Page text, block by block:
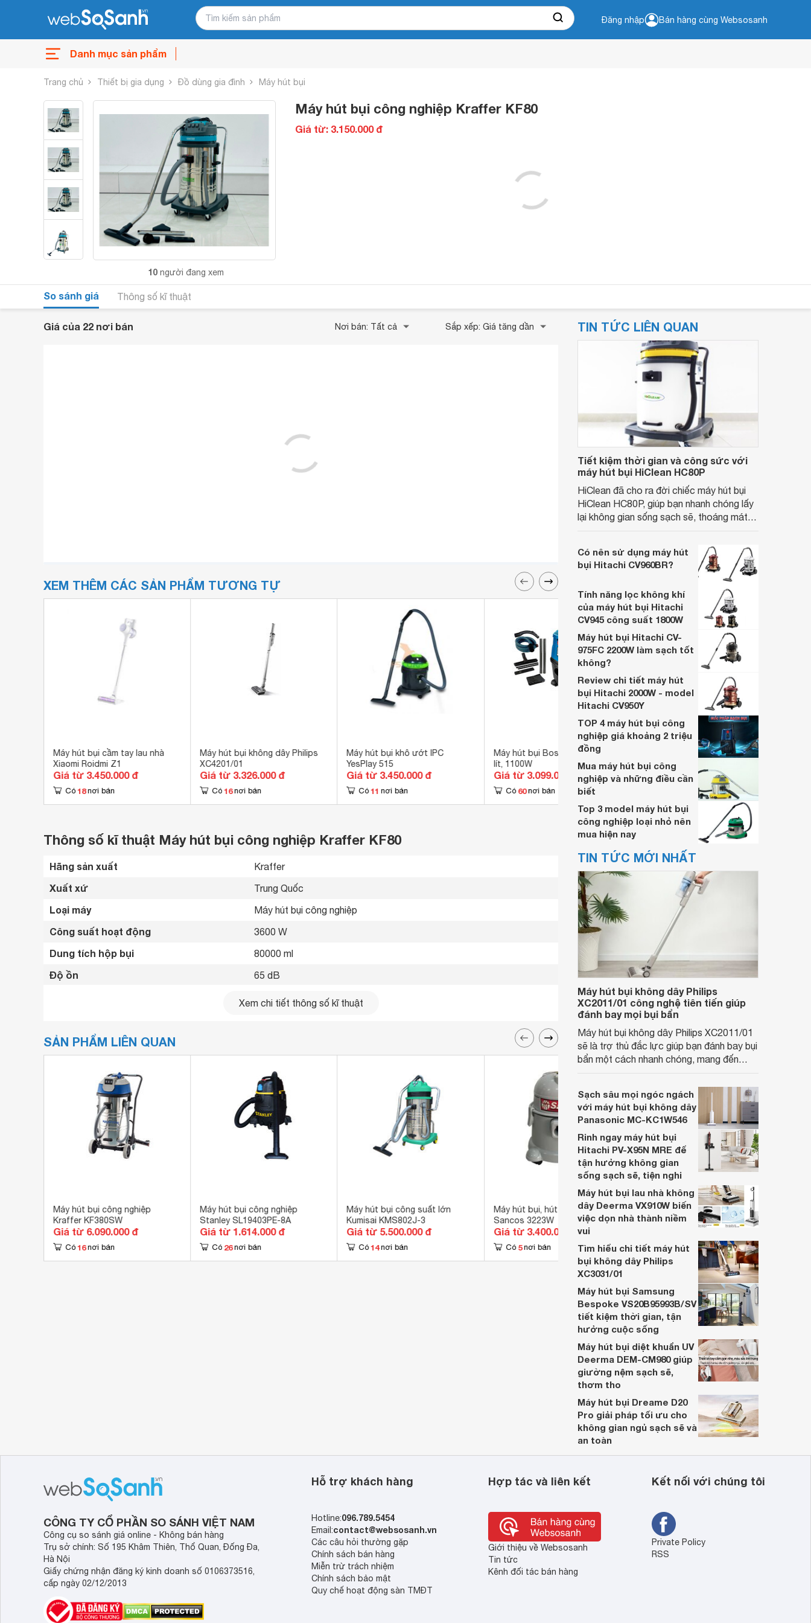
Đăng nhập Bán hàng cùng Websosanh
Danh mục sản phẩm
Trang chủ Thiết bị gia dụng Đồ dùng gia đình Máy hút bụi
10 người đang xem
Máy hút bụi công nghiệp Kraffer KF80
Giá từ: 3.150.000 đ
So sánh giá Thông số kĩ thuật
Giá của 22 nơi bán Nơi bán: Tất cả Sắp xếp: Giá tăng dần
XEM THÊM CÁC SẢN PHẨM TƯƠNG TỰ
Máy hút bụi cầm tay lau nhà
Xiaomi Roidmi Z1
Giá từ 3.450.000 đ
Có 18 nơi bán
Máy hút bụi không dây Philips
XC4201/01
Giá từ 3.326.000 đ
Có 16 nơi bán
Máy hút bụi khô ướt IPC
YesPlay 515
Giá từ 3.450.000 đ
Có 11 nơi bán
Máy hút bụi Bosch GAS 15 -15
lít, 1100W
Giá từ 3.099.000 đ
Có 60 nơi bán
Máy hút bụi lau nhà Tineco
iFloor 2 Max
Giá từ 2.750.000 đ
nơi bán
Thông số kĩ thuật Máy hút bụi công nghiệp Kraffer KF80
Hãng sản xuất Kraffer
Xuất xứ Trung Quốc
Loại máy Máy hút bụi công nghiệp
Công suất hoạt động 3600 W
Dung tích hộp bụi 80000 ml
Độ ồn 65 dB
8 M
Kích thước
Xem chi tiết thông số kĩ thuật
SẢN PHẨM LIÊN QUAN
Máy hút bụi công nghiệp
Kraffer KF380SW
Giá từ 6.090.000 đ
Có 16 nơi bán
Máy hút bụi công nghiệp
Stanley SL19403PE-8A
Giá từ 1.614.000 đ
Có 26 nơi bán
Máy hút bụi công suất lớn
Kumisai KMS802J-3
Giá từ 5.500.000 đ
Có 14 nơi bán
Máy hút bụi, hút nước, thổi bụi
Sancos 3223W
Giá từ 3.400.000 đ
Có 5 nơi bán
Máy hút bụi, hút nước, thổi bụi
Sancos 3598W
Giá từ 10.420.000 đ
Có 6 nơi bán
TIN TỨC LIÊN QUAN
Tiết kiệm thời gian và công sức với
máy hút bụi HiClean HC80P
HiClean đã cho ra đời chiếc máy hút bụi
HiClean HC80P, giúp bạn nhanh chóng lấy
lại không gian sống sạch sẽ, thoáng mát.
minh, HiClean HC80P sẽ giúp bạn tiết kiệm
thời gian và công sức tối đa, mang đến
cho bạn cuộc sống thoải mái hơn.
Có nên sử dụng máy hút
bụi Hitachi CV960BR?
Tính năng lọc không khí
của máy hút bụi Hitachi
CV945 công suất 1800W
Máy hút bụi Hitachi CV-
975FC 2200W làm sạch tốt
không?
Review chi tiết máy hút
bụi Hitachi 2000W - model
Hitachi CV950Y
TOP 4 máy hút bụi công
nghiệp giá khoảng 2 triệu
đồng
Mua máy hút bụi công
nghiệp và những điều cần
biết
Top 3 model máy hút bụi
công nghiệp loại nhỏ nên
mua hiện nay
TIN TỨC MỚI NHẤT
Máy hút bụi không dây Philips
XC2011/01 công nghệ tiên tiến giúp
đánh bay mọi bụi bẩn
Máy hút bụi không dây Philips XC2011/01
sẽ là trợ thủ đắc lực giúp bạn đánh bay bụi
bẩn một cách nhanh chóng, mang đến
Cùng Websosanh.vn đi tìm hiểu những tính
năng nổi bật của sản phẩm này nhé.
Sạch sâu mọi ngóc ngách
với máy hút bụi không dây
Panasonic MC-KC1W546
Rinh ngay máy hút bụi
Hitachi PV-X95N MRE để
tận hưởng không gian
sống sạch sẽ, tiện nghi
Máy hút bụi lau nhà không
dây Deerma VX910W biến
việc dọn nhà thành niềm
vui
Tìm hiểu chi tiết máy hút
bụi không dây Philips
XC3031/01
Máy hút bụi Samsung
Bespoke VS20B95993B/SV
tiết kiệm thời gian, tận
hưởng cuộc sống
Máy hút bụi diệt khuẩn UV
Deerma DEM-CM980 giúp
giường nệm sạch sẽ,
thơm tho
Máy hút bụi Dreame D20
Pro giải pháp tối ưu cho
không gian ngủ sạch sẽ và
an toàn
CÔNG TY CỔ PHẦN SO SÁNH VIỆT NAM
Công cụ so sánh giá online - Không bán hàng
Trụ sở chính: Số 195 Khâm Thiên, Thổ Quan, Đống Đa,
Hà Nội
Giấy chứng nhận đăng ký kinh doanh số 0106373516,
cấp ngày 02/12/2013
Hỗ trợ khách hàng
Hotline:096.789.5454
Email:contact@websosanh.vn
Các câu hỏi thường gặp
Chính sách bán hàng
Miễn trừ trách nhiệm
Chính sách bảo mật
Quy chế hoạt động sàn TMĐT
Hợp tác và liên kết
Giới thiệu về Websosanh
Tin tức
Kênh đối tác bán hàng
Kết nối với chúng tôi
Private Policy
RSS